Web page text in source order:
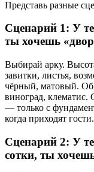
Представь разные
Сценарий 1: У
ты хочешь
Выбирай арку.
завитки, листья,
чёрный, матовый.
виноград, клематис.
— только с
когда приходят гости.
Сценарий 2: У
сотки, ты